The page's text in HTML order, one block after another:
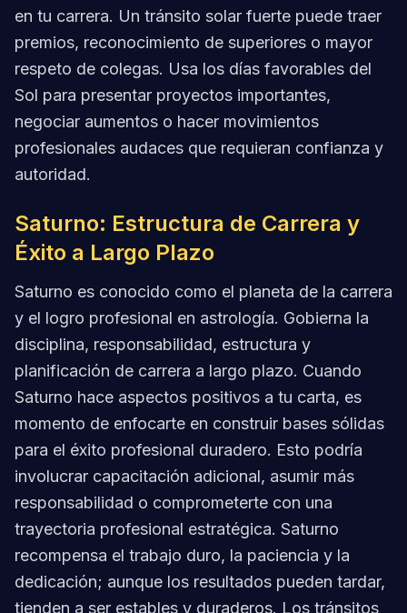
en tu carrera. Un tránsito solar fuerte puede traer
premios, reconocimiento de superiores o mayor
respeto de colegas. Usa los días favorables del
Sol para presentar proyectos importantes,
negociar aumentos o hacer movimientos
profesionales audaces que requieran confianza y
autoridad.
Saturno: Estructura de Carrera y
Éxito a Largo Plazo
Saturno es conocido como el planeta de la carrera
y el logro profesional en astrología. Gobierna la
disciplina, responsabilidad, estructura y
planificación de carrera a largo plazo. Cuando
Saturno hace aspectos positivos a tu carta, es
momento de enfocarte en construir bases sólidas
para el éxito profesional duradero. Esto podría
involucrar capacitación adicional, asumir más
responsabilidad o comprometerte con una
trayectoria profesional estratégica. Saturno
recompensa el trabajo duro, la paciencia y la
dedicación; aunque los resultados pueden tardar,
tienden a ser estables y duraderos. Los tránsitos